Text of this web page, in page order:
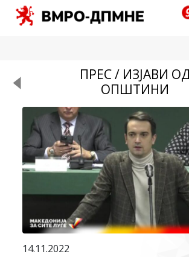
ПРЕС / ИЗЈАВИ
ОПШТИНИ
14.11.2022